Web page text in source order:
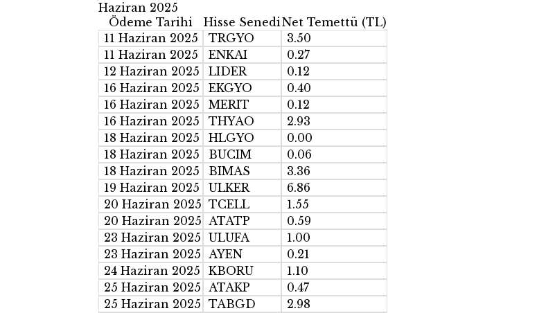
Haziran 2025
Ödeme Tarihi
Hisse SenediNet Temettü (TL)
11 Haziran 2025
TRGYO
3.50
11 Haziran 2025
ENKAI
0.27
12 Haziran 2025
LIDER
0.12
16 Haziran 2025
EKGYO
0.40
16 Haziran 2025
MERIT
0.12
16 Haziran 2025
THYAO
2.93
18 Haziran 2025
HLGYO
0.00
18 Haziran 2025
BUCIM
0.06
18 Haziran 2025
BIMAS
3.36
19 Haziran 2025
ULKER
6.86
20 Haziran 2025 TCELL
1.55
20 Haziran 2025 ATATP
0.59
23 Haziran 2025 ULUFA
1.00
23 Haziran 2025 AYEN
0.21
24 Haziran 2025
KBORU
1.10
25 Haziran 2025 ATAKP
0.47
25 Haziran 2025 TABGD
2.98